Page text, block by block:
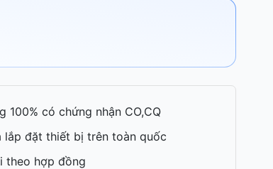
100% có chứng nhận CO,CQ
lắp đặt thiết bị trên toàn quốc
theo hợp đồng